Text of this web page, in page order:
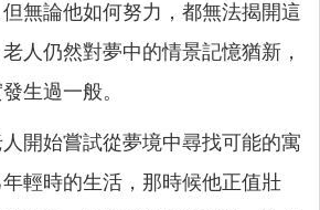
無論他如何努力，都無法揭開這
人仍然對夢中的情景記憶猶新，
生過一般。
開始嘗試從夢境中尋找可能的寓
輕時的生活，那時候他正值壯